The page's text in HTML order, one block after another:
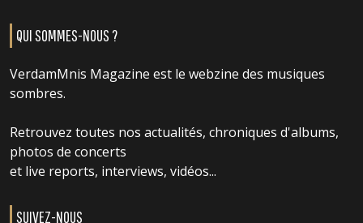
QUI SOMMES-NOUS ?
VerdamMnis Magazine est le webzine des musiques
sombres.
Retrouvez toutes nos actualités, chroniques d'albums,
photos de concerts
et live reports, interviews, vidéos...
SUIVEZ-NOUS